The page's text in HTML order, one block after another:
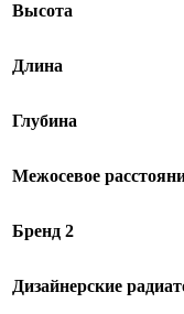
Высота
Длина
Глубина
Межосевое
Бренд 2
Дизайнерские